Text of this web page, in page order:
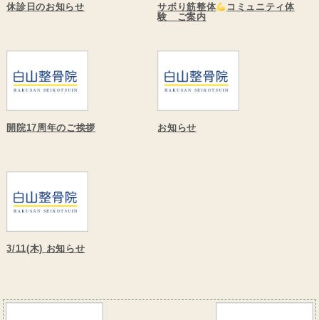
休診日のお知らせ サボり筋整体
コミュニティ体
験 ご案内
開院17周年のご挨拶 お知らせ
3/11(木) お知らせ